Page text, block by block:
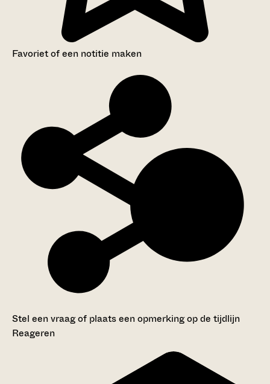
Favoriet of een notitie maken
Stel een vraag of plaats een opmerking op de tijdlijn
Reageren